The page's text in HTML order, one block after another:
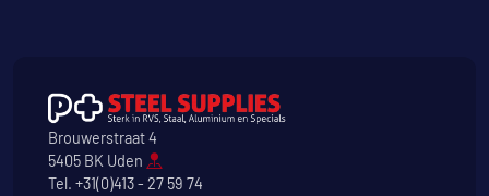
Brouwerstraat 4
5405 BK Uden
Tel. +31(0)413 - 27 59 74